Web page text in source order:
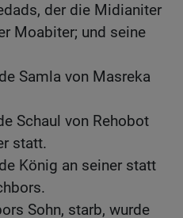
der die Midianiter
Moabiter; und seine
Samla von Masreka
Schaul von Rehobot
statt.
König an seiner statt
Sohn, starb, wurde